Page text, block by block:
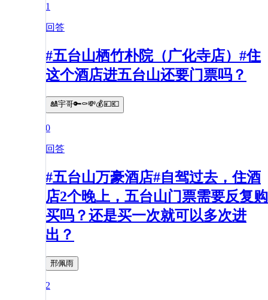
1
回答
#五台山栖竹朴院（广化寺店）#住
这个酒店进五台山还要门票吗？
🎎宇哥🔑⚰💸💰💴💶
0
回答
#五台山万豪酒店#自驾过去，住酒
店2个晚上，五台山门票需要反复购
买吗？还是买一次就可以多次进
出？
邢佩雨
2